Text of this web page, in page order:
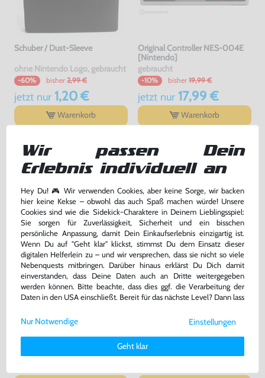
Schuber / Dust-Sleeve
ohne Nintendo Logo, gebraucht
-60% bisher 2,99 €
jetzt nur1,20 €
Warenkorb
Original Controller NES-004E
[Nintendo]
gebraucht
-10% bisher 19,99 €
jetzt nur17,99 €
Warenkorb
DAS HABEN ANDERE DAZU
GEKAUFT
-37%
Schuber / Dust-Sleeve
mit Nintendo Logo, gebraucht
Schuber / Dust-Sleeve
ohne Nintendo Logo, gebraucht
-60%
Wir passen Dein
Erlebnis individuell an
Hey Du! 🎮 Wir verwenden Cookies, aber keine Sorge, wir backen
hier keine Kekse – obwohl das auch Spaß machen würde! Unsere
Cookies sind wie die Sidekick-Charaktere in Deinem Lieblingsspiel:
Sie sorgen für Zuverlässigkeit, Sicherheit und ein bisschen
persönliche Anpassung, damit Dein Einkaufserlebnis einzigartig ist.
Wenn Du auf "Geht klar" klickst, stimmst Du dem Einsatz dieser
digitalen Helferlein zu – und wir versprechen, dass sie nicht so viele
Nebenquests mitbringen. Darüber hinaus erklärst Du Dich damit
einverstanden, dass Deine Daten auch an Dritte weitergegeben
werden können. Bitte beachte, dass dies ggf. die Verarbeitung der
Daten in den USA einschließt. Bereit für das nächste Level? Dann lass
Weitere Informationen zu den von uns verwendeten Cookies und
Deinen Rechten als Nutzer findest Du in unsererDaten­schutz­
Impressum.
Einstellungen
Geht klar
Nur Notwendige